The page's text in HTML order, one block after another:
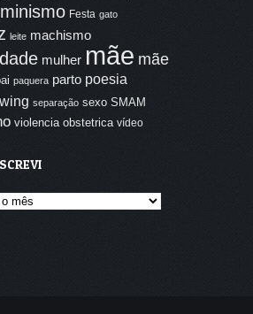
Festa gato
leite machismo
mulher mãe mãe
paquera parto poesia
separação sexo SMAM
violencia obstetrica vídeo